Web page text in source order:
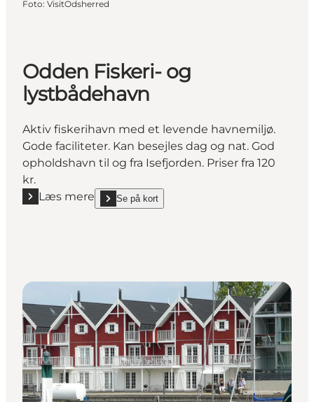
Foto: VisitOdsherred
Odden Fiskeri- og
lystbådehavn
Aktiv fiskerihavn med et levende havnemiljø.
Gode faciliteter. Kan besejles dag og nat. God
opholdshavn til og fra Isefjorden. Priser fra 120
kr.
Læs mere
Læs mere "Odden Fiskeri- og lystbådehavn"
Se på kort
show Odden Fiskeri- og lystbådehavn on_map